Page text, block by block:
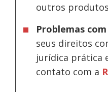
outros
Problemas
seus direitos
jurídica prática
contato com a